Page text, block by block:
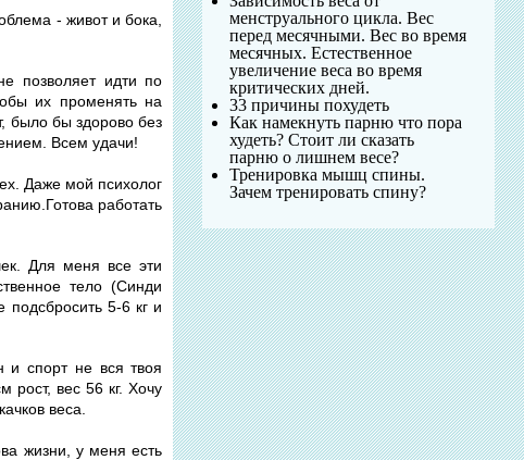
- живот и бока,
позволяет идти по
их променять на
было бы здорово без
Всем удачи!
Даже мой психолог
работать
Для меня все эти
тело (Синди
5-6 кг и
и спорт не вся твоя
вес 56 кг. Хочу
веса.
жизни, у меня есть
менструального цикла. Вес
перед месячными. Вес во время
месячных. Естественное
увеличение веса во время
критических дней.
33 причины похудеть
Как намекнуть парню что пора
худеть? Стоит ли сказать
парню о лишнем весе?
Тренировка мышц спины.
Зачем тренировать спину?